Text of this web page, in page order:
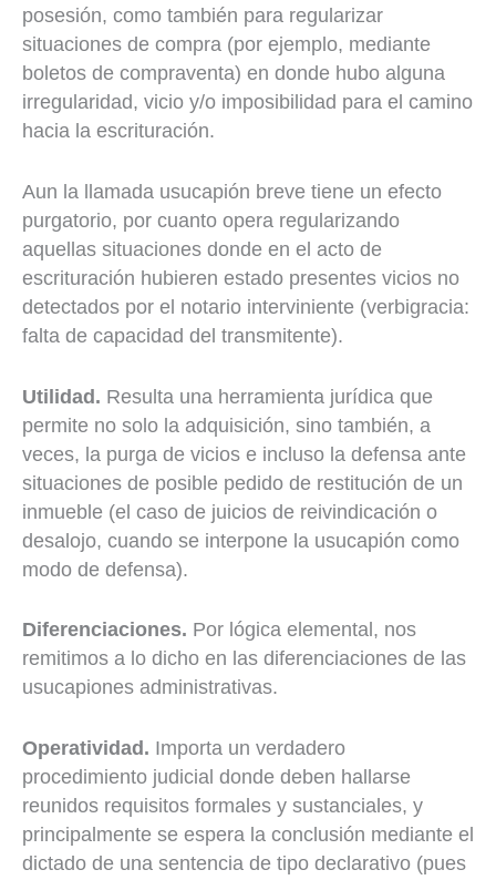
posesión, como también para regularizar
situaciones de compra (por ejemplo, mediante
boletos de compraventa) en donde hubo alguna
irregularidad, vicio y/o imposibilidad para el camino
hacia la escrituración.
Aun la llamada usucapión breve tiene un efecto
purgatorio, por cuanto opera regularizando
aquellas situaciones donde en el acto de
escrituración hubieren estado presentes vicios no
detectados por el notario interviniente (verbigracia:
falta de capacidad del transmitente).
Utilidad. Resulta una herramienta jurídica que
permite no solo la adquisición, sino también, a
veces, la purga de vicios e incluso la defensa ante
situaciones de posible pedido de restitución de un
inmueble (el caso de juicios de reivindicación o
desalojo, cuando se interpone la usucapión como
modo de defensa).
Diferenciaciones. Por lógica elemental, nos
remitimos a lo dicho en las diferenciaciones de las
usucapiones administrativas.
Operatividad. Importa un verdadero
procedimiento judicial donde deben hallarse
reunidos requisitos formales y sustanciales, y
principalmente se espera la conclusión mediante el
dictado de una sentencia de tipo declarativo (pues